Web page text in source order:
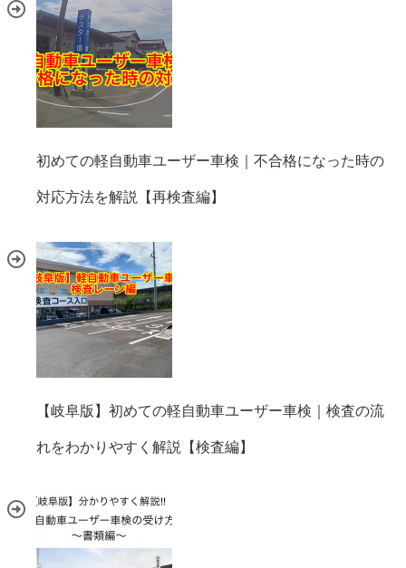
初めての軽自動車ユーザー車検｜不合格になった時の
対応方法を解説【再検査編】
【岐阜版】初めての軽自動車ユーザー車検｜検査の流
れをわかりやすく解説【検査編】